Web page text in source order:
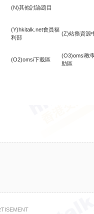
(N)其他討論題目
(Y)hkitalk.net會員福
利部
(Z)站務資源
(O2)omsi下載區
(O3)omsi教
助區